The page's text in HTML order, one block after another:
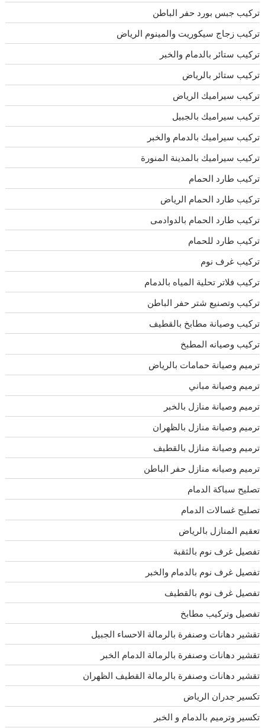
تركيب جبس بورد حفر الباطن
تركيب زجاج سيكوريت والمينوم الرياض
تركيب ستائر بالدمام والخبر
تركيب ستائر بالرياض
تركيب سيراميك الرياض
تركيب سيراميك بالجبيل
تركيب سيراميك بالدمام والخبر
تركيب سيراميك بالمدينة المنورة
تركيب طارد الحمام
تركيب طارد الحمام الرياض
تركيب طارد الحمام بالدوادمى
تركيب طارد للحمام
تركيب غرف نوم
تركيب فلاتر تحلية المياه بالدمام
تركيب وتصنيع شتر حفر الباطن
تركيب وصيانة مطابخ بالقطيف
تركيب وصيانه المطبخ
ترميم وصيانة حمامات بالرياض
ترميم وصيانة مباني
ترميم وصيانة منازل بالخبر
ترميم وصيانة منازل بالظهران
ترميم وصيانة منازل بالقطيف
ترميم وصيانه منازل حفر الباطن
تصليح سباكة الدمام
تصليح غسالات الدمام
تعقيم المنازل بالرياض
تفصيل غرف نوم بالثقبة
تفصيل غرف نوم بالدمام والخبر
تفصيل غرف نوم بالقطيف
تفصيل وتركيب مطابخ
تقشير دهانات وصنفرة بالرمالة الاحساء الجبيل
تقشير دهانات وصنفرة بالرمالة الدمام الخبر
تقشير دهانات وصنفرة بالرمالة القطيف الظهران
تكسير جدران الرياض
تكسير وترميم بالدمام و الخبر